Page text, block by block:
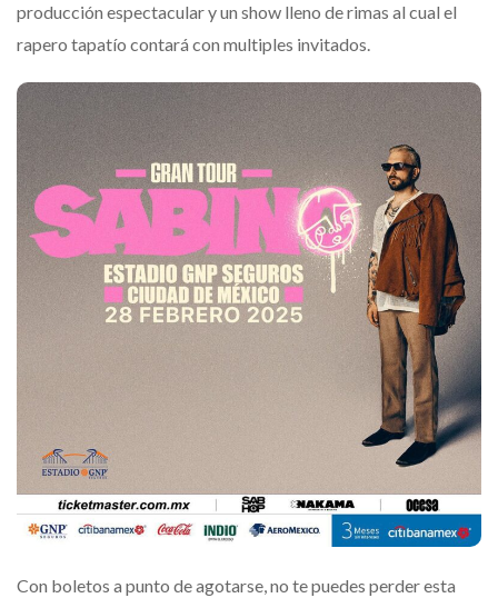
producción espectacular y un show lleno de rimas al cual el
rapero tapatío contará con multiples invitados.
Con boletos a punto de agotarse, no te puedes perder esta